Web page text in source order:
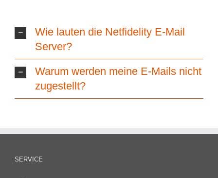
Wie lauten die Netfidelity E-Mail
Server?
Warum werden meine E-Mails nicht
zugestellt?
SERVICE